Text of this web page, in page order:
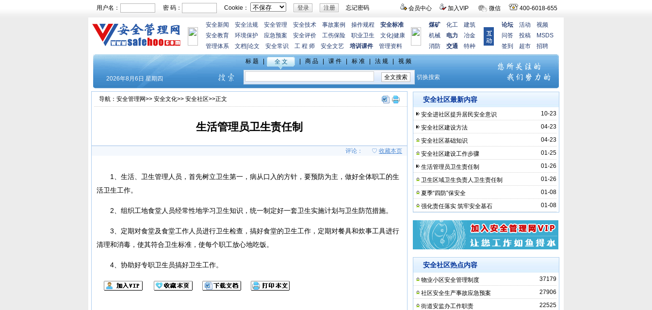
会员中心 加入VIP 微信 400-6018-655
用户名： 密 码： Cookie： 忘记密码
安全新闻 安全法规 安全管理 安全技术 事故案例 操作规程
安全标准
安全教育
环境保护 应急预案 安全评价 工伤保险 职业卫生 文化 健康
管理体系
文档 论文 安全常识 工 程 师 安全文艺 培训课件 管理资料
煤矿 化工
建筑
机械
电力
冶金
消防
交通 特种
论坛 活动
视频
问答
投稿
MSDS
签到
超市 招聘
导航： 安全管理网>> 安全文化>> 安全社区>>正文
生活管理员卫生责任制
评论： ♡ 收藏本页
1、生活、卫生管理人员，首先树立卫生第一，病从口入的方针，要预防为主，做好全体职工的生
活卫生工作。
2、组织工地食堂人员经常性地学习卫生知识，统一制定好一套卫生实施计划与卫生防范措施。
3、定期对食堂及食堂工作人员进行卫生检查，搞好食堂的卫生工作，定期对餐具和炊事工具进行
清理和消毒，使其符合卫生标准，使每个职工放心地吃饭。
4、协助好专职卫生员搞好卫生工作。
安全社区最新内容
10-23
安全进社区提升居民安全意识
04-23
安全社区建设方法
04-23
安全社区基础知识
01-25
安全社区建设工作步骤
01-26
生活管理员卫生责任制
01-26
卫生区域卫生负责人卫生责任制
01-08
夏季“四防”保安全
01-08
强化责任落实 筑牢安全基石
安全社区热点内容
37179
物业小区安全管理制度
27906
社区安全生产事故应急预案
22525
街道安监办工作职责